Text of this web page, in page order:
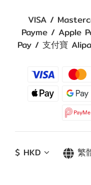
VISA /
Payme / Apple
Pay / 支付寶
$ HKD 繁